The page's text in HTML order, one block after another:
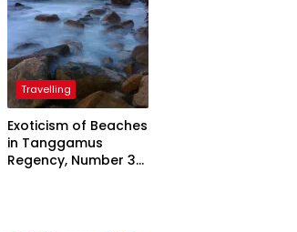
Travelling
Exoticism of Beaches
in Tanggamus
Regency, Number 3